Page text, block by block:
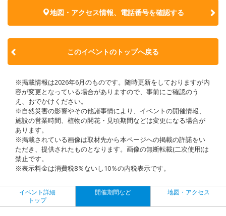
地図・アクセス情報、電話番号を確認する
このイベントのトップへ戻る
※掲載情報は2026年6月のものです。随時更新をしておりますが内
容が変更となっている場合がありますので、事前にご確認のう
え、おでかけください。
※自然災害の影響やその他諸事情により、イベントの開催情報、
施設の営業時間、植物の開花・見頃期間などは変更になる場合が
あります。
※掲載されている画像は取材先から本ページへの掲載の許諾をい
ただき、提供されたものとなります。画像の無断転載(二次使用)は
禁止です。
※表示料金は消費税8％ないし10％の内税表示です。
イベント詳細
トップ
開催期間など 地図・アクセス